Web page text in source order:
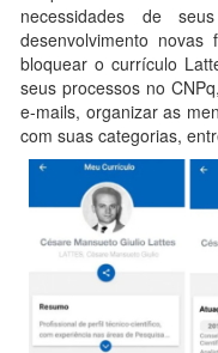
necessidades de
desenvolvimento novas
bloquear o currículo
seus processos no
e-mails, organizar as
com suas categorias,